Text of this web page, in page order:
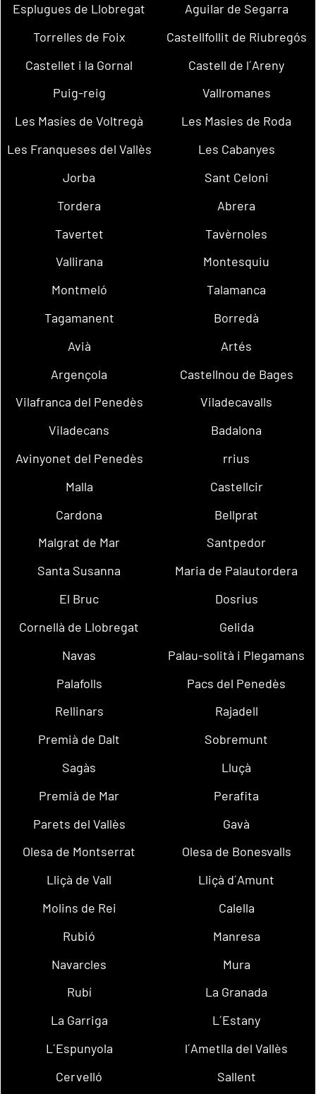
Esplugues de Llobregat
Aguilar de Segarra
Torrelles de Foix
Castellfollit de Riubregós
Castellet i la Gornal
Castell de l´Areny
Puig-reig
Vallromanes
Les Masíes de Voltregà
Les Masies de Roda
Les Franqueses del Vallès
Les Cabanyes
Jorba
Sant Celoni
Tordera
Abrera
Tavertet
Tavèrnoles
Vallirana
Montesquiu
Montmeló
Talamanca
Tagamanent
Borredà
Avià
Artés
Argençola
Castellnou de Bages
Vilafranca del Penedès
Viladecavalls
Viladecans
Badalona
Avinyonet del Penedès
rrius
Malla
Castellcir
Cardona
Bellprat
Malgrat de Mar
Santpedor
Santa Susanna
Maria de Palautordera
El Bruc
Dosrius
Cornellà de Llobregat
Gelida
Navas
Palau-solità i Plegamans
Palafolls
Pacs del Penedès
Rellinars
Rajadell
Premià de Dalt
Sobremunt
Sagàs
Lluçà
Premià de Mar
Perafita
Parets del Vallès
Gavà
Olesa de Montserrat
Olesa de Bonesvalls
Lliçà de Vall
Lliçà d´Amunt
Molins de Rei
Calella
Rubió
Manresa
Navarcles
Mura
Rubí
La Granada
La Garriga
L´Estany
L´Espunyola
l´Ametlla del Vallès
Cervelló
Sallent